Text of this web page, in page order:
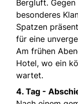
Bergluft.
besonderes
Spatzen
für eine
Am frühen
Hotel, wo ein
wartet.
4. Tag -